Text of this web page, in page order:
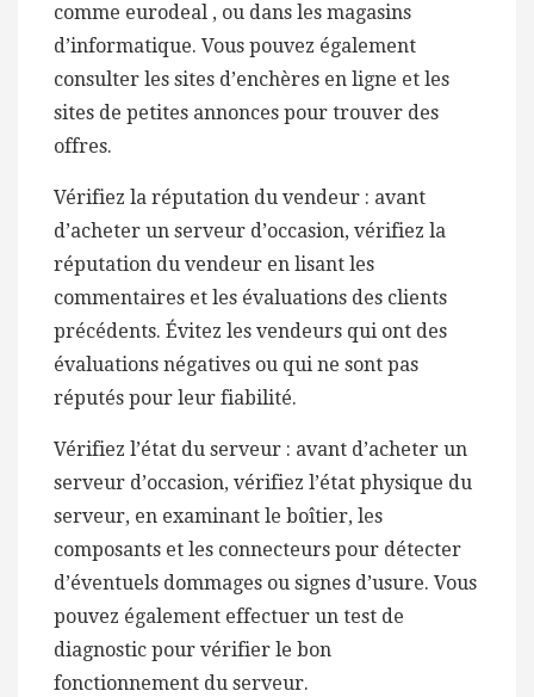
comme eurodeal , ou dans les magasins
d’informatique. Vous pouvez également
consulter les sites d’enchères en ligne et les
sites de petites annonces pour trouver des
offres.
Vérifiez la réputation du vendeur : avant
d’acheter un serveur d’occasion, vérifiez la
réputation du vendeur en lisant les
commentaires et les évaluations des clients
précédents. Évitez les vendeurs qui ont des
évaluations négatives ou qui ne sont pas
réputés pour leur fiabilité.
Vérifiez l’état du serveur : avant d’acheter un
serveur d’occasion, vérifiez l’état physique du
serveur, en examinant le boîtier, les
composants et les connecteurs pour détecter
d’éventuels dommages ou signes d’usure. Vous
pouvez également effectuer un test de
diagnostic pour vérifier le bon
fonctionnement du serveur.